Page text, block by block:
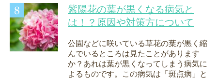
紫陽花の葉が黒くなる病気と
は！？原因や対策方について
公園などに咲いている草花の葉が黒く縮
んでいるところは見たことがあります
か？あれは葉が黒くなってしまう病気に
よるものです。この病気は「斑点病」と